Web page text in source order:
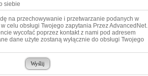
siebie
na przechowywanie i przetwarzanie podanych w
celu obsługi Twojego zapytania Przez AdvancedNet.
wycofać poprzez kontakt z nami pod adresem
dane użyte zostaną wyłącznie do obsługi Twojego